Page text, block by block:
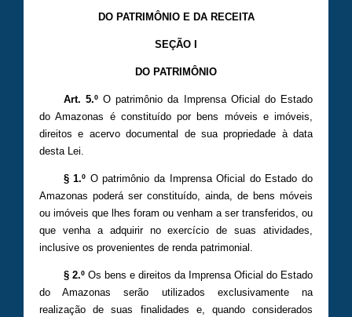
DO PATRIMÔNIO E DA RECEITA
SEÇÃO I
DO PATRIMÔNIO
Art. 5.ºO patrimônio da Imprensa Oficial do Estado
do Amazonas é constituído por bens móveis e imóveis,
direitos e acervo documental de sua propriedade à data
desta Lei.
§ 1.º O patrimônio da Imprensa Oficial do Estado do
Amazonas poderá ser constituído, ainda, de bens móveis
ou imóveis que lhes foram ou venham a ser transferidos, ou
que venha a adquirir no exercício de suas atividades,
inclusive os provenientes de renda patrimonial.
§ 2.ºOs bens e direitos da Imprensa Oficial do Estado
do Amazonas serão utilizados exclusivamente na
realização de suas finalidades e, quando considerados